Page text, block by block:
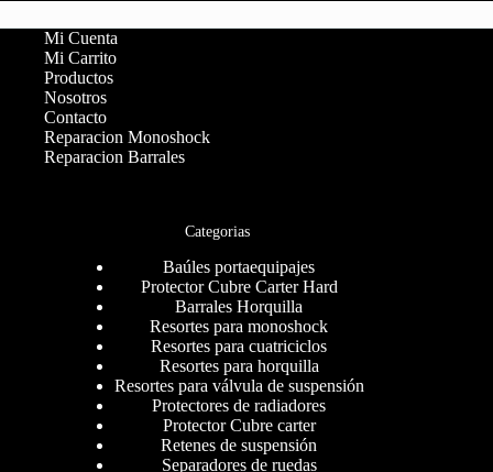
Mi Cuenta
Mi Carrito
Productos
Nosotros
Contacto
Reparacion Monoshock
Reparacion Barrales
Categorias
Baúles portaequipajes
Protector Cubre Carter Hard
Barrales Horquilla
Resortes para monoshock
Resortes para cuatriciclos
Resortes para horquilla
Resortes para válvula de suspensión
Protectores de radiadores
Protector Cubre carter
Retenes de suspensión
Separadores de ruedas